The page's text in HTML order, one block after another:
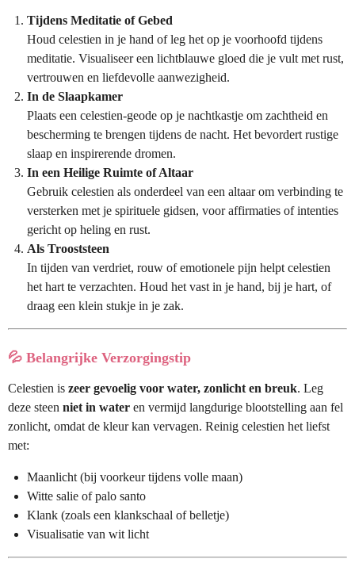
Tijdens Meditatie of Gebed
Houd celestien in je hand of leg het op je voorhoofd tijdens
meditatie. Visualiseer een lichtblauwe gloed die je vult met rust,
vertrouwen en liefdevolle aanwezigheid.
In de Slaapkamer
Plaats een celestien-geode op je nachtkastje om zachtheid en
bescherming te brengen tijdens de nacht. Het bevordert rustige
slaap en inspirerende dromen.
In een Heilige Ruimte of Altaar
Gebruik celestien als onderdeel van een altaar om verbinding te
versterken met je spirituele gidsen, voor affirmaties of intenties
gericht op heling en rust.
Als Trooststeen
In tijden van verdriet, rouw of emotionele pijn helpt celestien
het hart te verzachten. Houd het vast in je hand, bij je hart, of
draag een klein stukje in je zak.
💦 Belangrijke Verzorgingstip
Celestien is zeer gevoelig voor water, zonlicht en breuk. Leg
deze steen niet in water en vermijd langdurige blootstelling aan fel
zonlicht, omdat de kleur kan vervagen. Reinig celestien het liefst
met:
Maanlicht (bij voorkeur tijdens volle maan)
Witte salie of palo santo
Klank (zoals een klankschaal of belletje)
Visualisatie van wit licht